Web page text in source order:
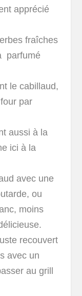
apprécié
fraîches
parfumé
le cabillaud,
par
aussi à la
ici à la
avec une
ou
moins
recouvert
avec un
au grill